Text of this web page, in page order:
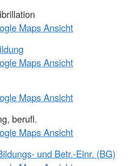
Maps Ansicht
Maps Ansicht
Maps Ansicht
berufl.
Maps Ansicht
und Betr.-Einr. (BG)